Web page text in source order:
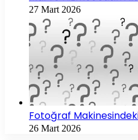
27 Mart 2026
Fotoğraf
26 Mart 2026